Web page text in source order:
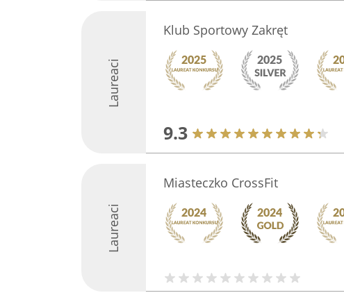
Laureaci
Klub Sportowy Zakręt
9.3
Laureaci
Miasteczko CrossFit